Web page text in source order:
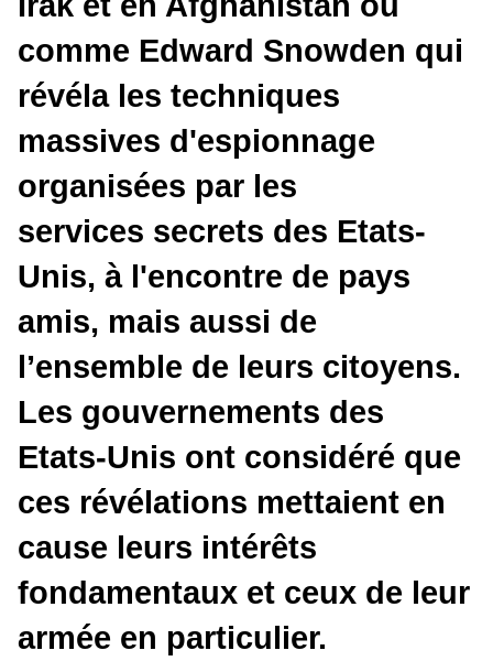
comme Edward Snowden qui
révéla les techniques
massives d'espionnage
organisées par les
services secrets des Etats-
Unis, à l'encontre de pays
amis, mais aussi de
l’ensemble de leurs citoyens.
Les gouvernements des
Etats-Unis ont considéré que
ces révélations mettaient en
cause leurs intérêts
fondamentaux et ceux de leur
armée en particulier.